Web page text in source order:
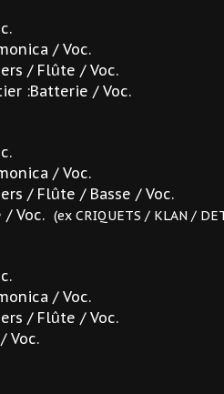
/ Voc.
/ Flûte / Voc.
:Batterie / Voc.
/ Voc.
/ Flûte / Basse / Voc.
/ Voc. (ex CRIQUETS / KLAN /
/ Voc.
/ Flûte / Voc.
Voc.